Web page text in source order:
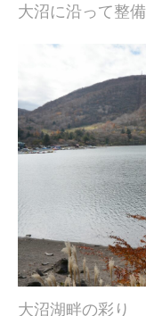
大沼に沿って整
大沼湖畔の彩り